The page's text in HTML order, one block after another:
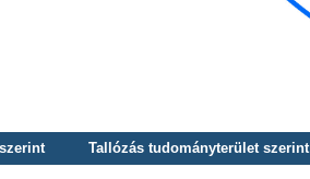
Tallózás tudományterület szerint